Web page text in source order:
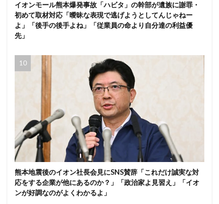
イオンモール熊本爆発事故「ハビタ」の幹部が遺族に謝罪・
初めて取材対応「曖昧な表現で逃げようとしてんじゃねー
よ」「後手の後手よね」「従業員の命より自分達の利益優
先」
熊本地震後のイオン社長会見にSNS賛辞「これだけ誠実な対
応をする企業が他にあるのか？」「政治家よ見習え」「イオ
ンが好調なのがよくわかるよ」